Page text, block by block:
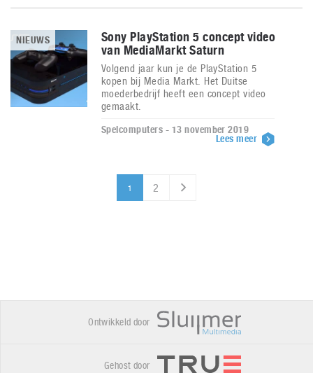
NIEUWS
Sony PlayStation 5 concept video
van MediaMarkt Saturn
Volgend jaar kun je de PlayStation 5
kopen bij Media Markt. Het Duitse
moederbedrijf heeft een concept video
gemaakt.
Spelcomputers - 13 november 2019
Lees meer
1 2
Ontwikkeld door
Gehost door